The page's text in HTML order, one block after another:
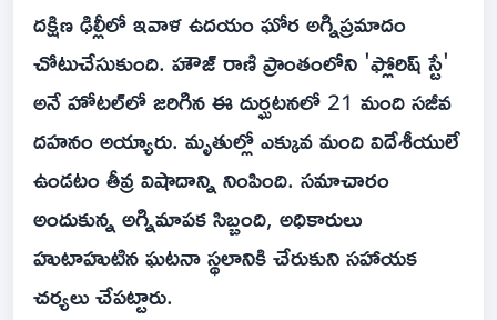
దక్షిణ ఢిల్లీలో ఇవాళ‌ ఉదయం ఘోర అగ్నిప్రమాదం
చోటుచేసుకుంది. హౌజ్ రాణి ప్రాంతంలోని 'ఫ్లోరిష్ స్టే'
అనే హోటల్‌లో జరిగిన ఈ దుర్ఘటనలో 21 మంది సజీవ
దహనం అయ్యారు. మృతుల్లో ఎక్కువ మంది విదేశీయులే
ఉండటం తీవ్ర విషాదాన్ని నింపింది. సమాచారం
అందుకున్న అగ్నిమాపక సిబ్బంది, అధికారులు
హుటాహుటిన ఘటనా స్థలానికి చేరుకుని సహాయక
చర్యలు చేపట్టారు.